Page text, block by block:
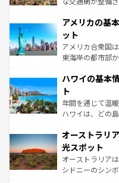
ンツ一覧を参照
の建物がそのま
博物館もあり、
ことができる。
者向けの交通パ
着のスイス情報は
アメリカの基
ット
アメリカ合衆国
東海岸の都市部
のような巨大都
ンメントが詰ま
西部には大自然
ストーン国立公
文化が魅力。旅
しみながら、そ
るだろう。車で
ならではの贅沢な旅のスタ
情報は コンテン
ハワイの基本
ト
年間を通じて温
ハワイは、どの
ワイ島は見逃せ
島だが、静かな
おすすめ。エメ
文化や歴史が息
オーストラリ
光スポット
オーストラリア
シドニーのシン